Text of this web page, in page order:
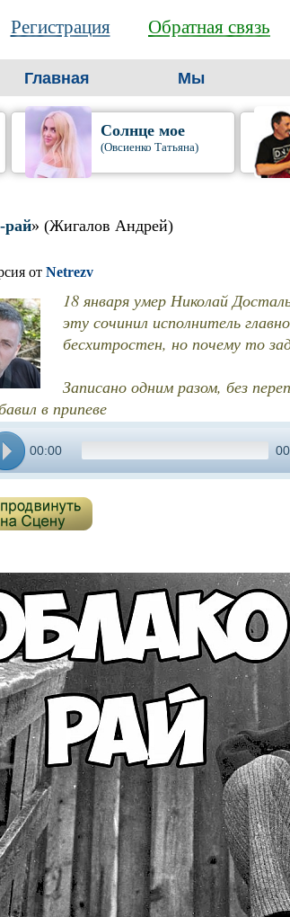
Регистрация Обратная связь
Главная Мы
Солнце мое
(Овсиенко Татьяна)
рай» (Жигалов Андрей)
от Netrezv
18 января умер Николай
эту сочинил исполнитель
бесхитростен, но почему то
Записано одним разом, без
в припеве
00:00